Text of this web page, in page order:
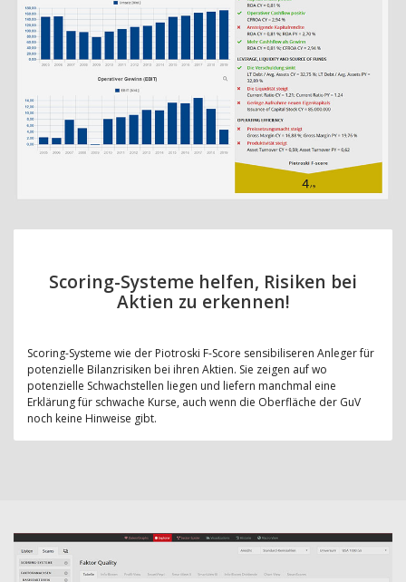
Scoring-Systeme helfen, Risiken bei
Aktien zu erkennen!
Scoring-Systeme wie der Piotroski F-Score sensibiliseren Anleger für
potenzielle Bilanzrisiken bei ihren Aktien. Sie zeigen auf wo
potenzielle Schwachstellen liegen und liefern manchmal eine
Erklärung für schwache Kurse, auch wenn die Oberfläche der GuV
noch keine Hinweise gibt.